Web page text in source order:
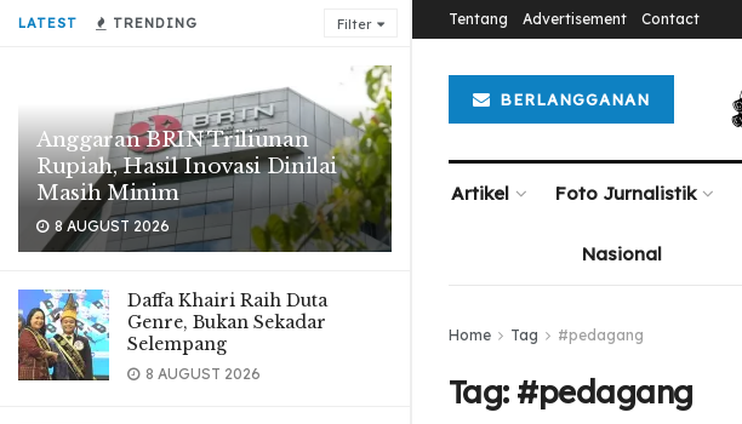
LATEST TRENDING Filter
Anggaran BRIN Triliunan
Rupiah, Hasil Inovasi Dinilai
Masih Minim
8 AUGUST 2026
Daffa Khairi Raih Duta
Genre, Bukan Sekadar
Selempang
8 AUGUST 2026
Tentang Advertisement Contact
BERLANGGANAN
Artikel Foto Jurnalistik
Nasional
Home Tag #pedagang
Tag: #pedagang